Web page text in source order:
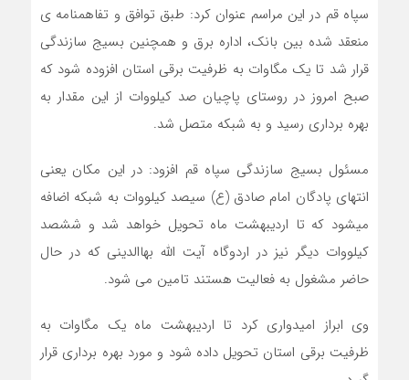
سپاه قم در این مراسم عنوان کرد: طبق توافق و تفاهمنامه ی
منعقد شده بین بانک، اداره برق و همچنین بسیج سازندگی
قرار شد تا یک مگاوات به ظرفیت برقی استان افزوده شود که
صبح امروز در روستای پاچیان صد کیلووات از این مقدار به
بهره برداری رسید و به شبکه متصل شد.
مسئول بسیج سازندگی سپاه قم افزود: در این مکان یعنی
انتهای پادگان امام صادق (ع) سیصد کیلووات به شبکه اضافه
میشود که تا اردیبهشت ماه تحویل خواهد شد و ششصد
کیلووات دیگر نیز در اردوگاه آیت الله بهاالدینی که در حال
حاضر مشغول به فعالیت هستند تامین می شود.
وی ابراز امیدواری کرد تا اردیبهشت ماه یک مگاوات به
ظرفیت برقی استان تحویل داده شود و مورد بهره برداری قرار